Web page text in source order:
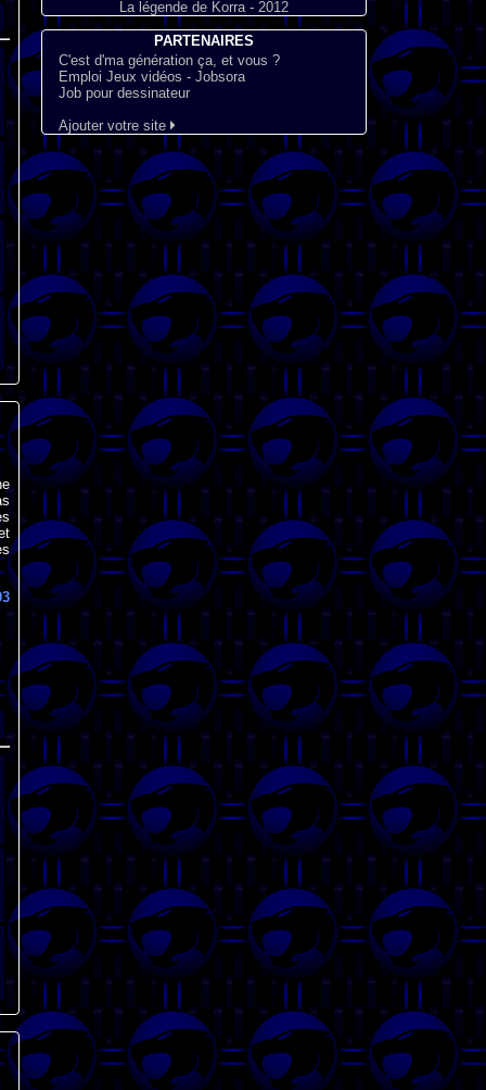
La légende de Korra - 2012
PARTENAIRES
C'est d'ma génération ça, et vous ?
Emploi Jeux vidéos - Jobsora
Job pour dessinateur
Ajouter votre site